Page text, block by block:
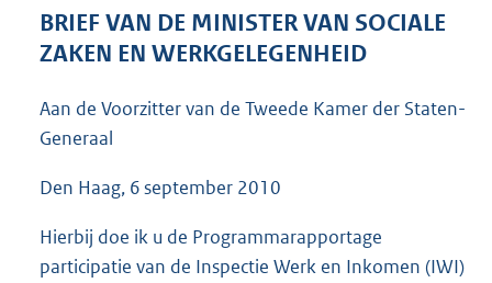
:
4
b
BRIEF VAN DE MINISTER VAN SOCIALE
ZAKEN EN WERKGELEGENHEID
Aan de Voorzitter van de Tweede Kamer der Staten-
Generaal
Den Haag, 6 september 2010
Hierbij doe ik u de Programmarapportage
participatie van de Inspectie Werk en Inkomen (IWI)